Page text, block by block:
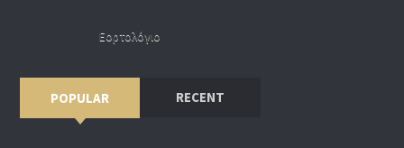
Εορτολόγιο
POPULAR RECENT